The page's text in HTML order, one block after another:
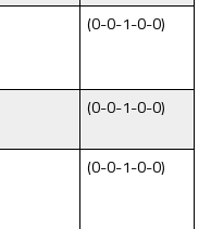
(0-0-1-0-0)
(0-0-1-0-0)
(0-0-1-0-0)